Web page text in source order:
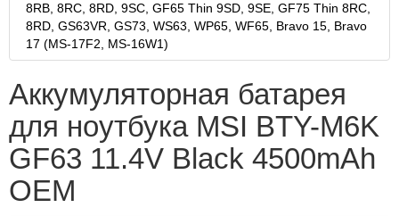
8RB, 8RC, 8RD, 9SC, GF65 Thin 9SD, 9SE, GF75 Thin 8RC,
8RD, GS63VR, GS73, WS63, WP65, WF65, Bravo 15, Bravo
17 (MS-17F2, MS-16W1)
Аккумуляторная батарея
для ноутбука MSI BTY-M6K
GF63 11.4V Black 4500mAh
OEM